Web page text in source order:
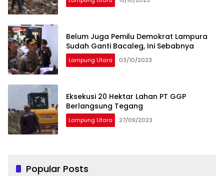
Belum Juga Pemilu Demokrat Lampura
Sudah Ganti Bacaleg, Ini Sebabnya
Lampung Utara 03/10/2023
Eksekusi 20 Hektar Lahan PT GGP
Berlangsung Tegang
Lampung Utara 27/09/2023
Popular Posts